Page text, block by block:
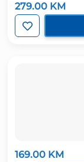
279.00 KM
169.00 KM